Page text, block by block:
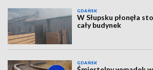
GDAŃSK
W Słupsku płonęła
cały budynek
GDAŃSK